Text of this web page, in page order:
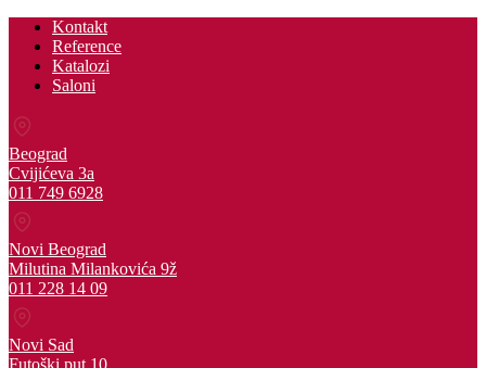
Kontakt
Reference
Katalozi
Saloni
Beograd
Cvijićeva 3a
011 749 6928
Novi Beograd
Milutina Milankovića 9ž
011 228 14 09
Novi Sad
Futoški put 10